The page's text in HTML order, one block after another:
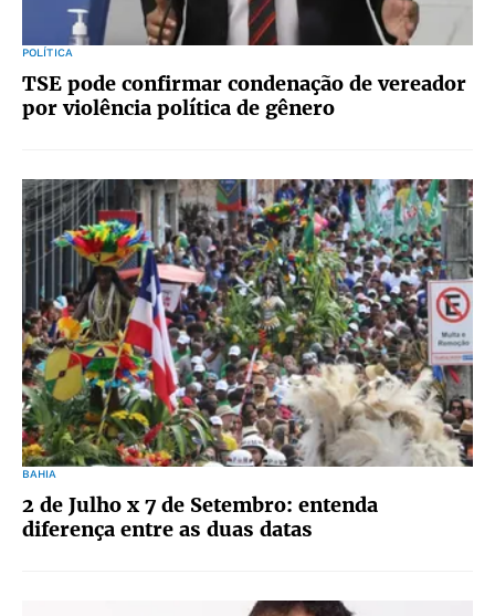
POLÍTICA
TSE pode confirmar condenação de vereador
por violência política de gênero
BAHIA
2 de Julho x 7 de Setembro: entenda
diferença entre as duas datas